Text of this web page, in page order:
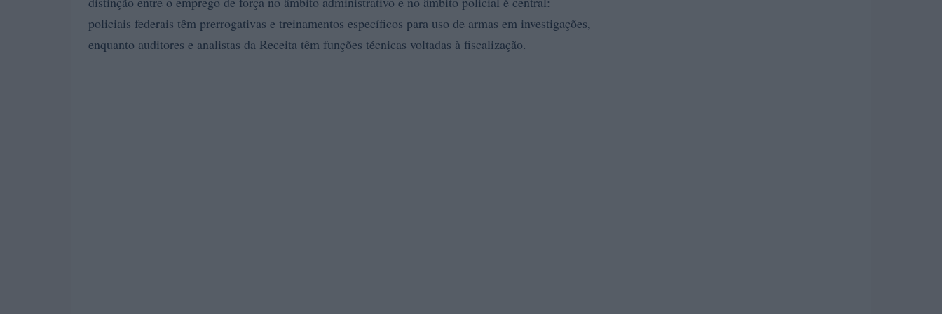
policiais federais têm prerrogativas e treinamentos específicos para uso de armas em investigações,
enquanto auditores e analistas da Receita têm funções técnicas voltadas à fiscalização.